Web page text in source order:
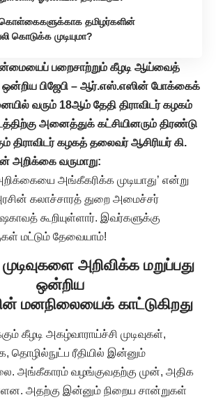
தமிழர்களின்
முடியுமா?
பறைசாற்றும் கீழடி ஆய்வைத்
ஒன்றிய பிஜேபி – ஆர்.எஸ்.எஸின் போக்கைக்
வரும் 18ஆம் தேதி திராவிடர் கழகம்
அனைத்துக் கட்சியினரும் திரண்டு
திராவிடர் கழகத் தலைவர் ஆசிரியர் கி.
அறிக்கை வருமாறு:
அங்கீகரிக்க முடியாது’ என்று
கலாச்சாரத் துறை அமைச்சர்
கூறியுள்ளார். இவர்களுக்கு
மட்டும் தேவையாம்!
அறிவிக்க மறுப்பது
ஒன்றிய
மனநிலையைக் காட்டுகிறது
கீழடி அகழ்வாராய்ச்சி முடிவுகள்,
தொழில்நுட்ப ரீதியில் இன்னும்
அங்கீகாரம் வழங்குவதற்கு முன், அதிக
அதற்கு இன்னும் நிறைய சான்றுகள்